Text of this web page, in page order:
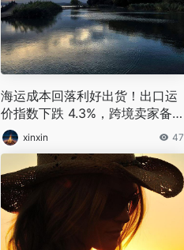
海运成本回落利好出货！出口运
价指数下跌 4.3%，跨境卖家备货
窗口开启！
xinxin 47